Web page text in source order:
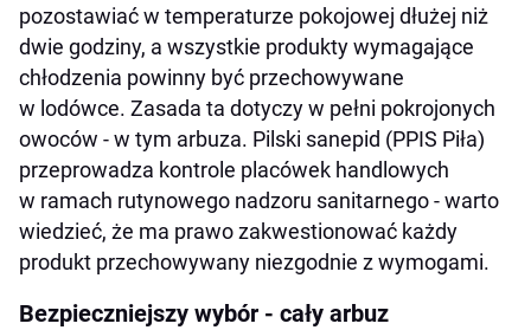
pozostawiać w temperaturze pokojowej dłużej niż
dwie godziny, a wszystkie produkty wymagające
chłodzenia powinny być przechowywane
w lodówce. Zasada ta dotyczy w pełni pokrojonych
owoców - w tym arbuza. Pilski sanepid (PPIS Piła)
przeprowadza kontrole placówek handlowych
w ramach rutynowego nadzoru sanitarnego - warto
wiedzieć, że ma prawo zakwestionować każdy
produkt przechowywany niezgodnie z wymogami.
Bezpieczniejszy wybór - cały arbuz